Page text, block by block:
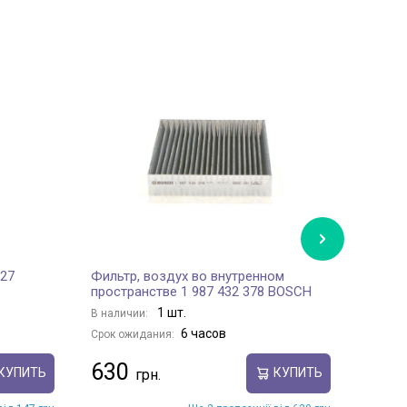
Фильтр, воздух во внутренном
пространстве 1 987 432 378 BOSCH
В наличии: 1 шт.
Срок ожидания: 6 часов
630 КУПИТЬ